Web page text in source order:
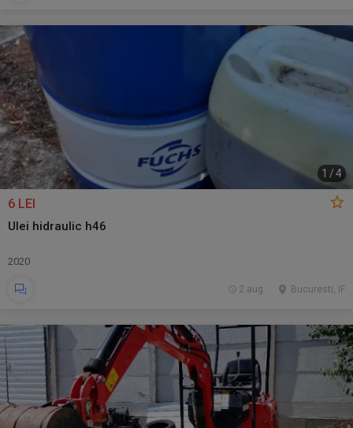
1 /4
6 LEI
Ulei hidraulic h46
2020
Bucuresti, IF
2 aug.